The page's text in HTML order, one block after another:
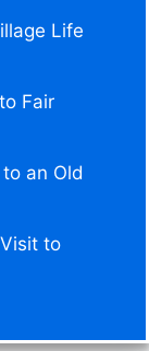
Life
Fair
an Old
to